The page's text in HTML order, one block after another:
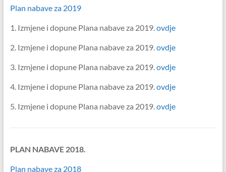
Plan nabave za 2019
1. Izmjene i dopune Plana nabave za 2019.ovdje
2. Izmjene i dopune Plana nabave za 2019.ovdje
3. Izmjene i dopune Plana nabave za 2019.ovdje
4. Izmjene i dopune Plana nabave za 2019.ovdje
5. Izmjene i dopune Plana nabave za 2019.ovdje
PLAN NABAVE 2018.
Plan nabave za 2018